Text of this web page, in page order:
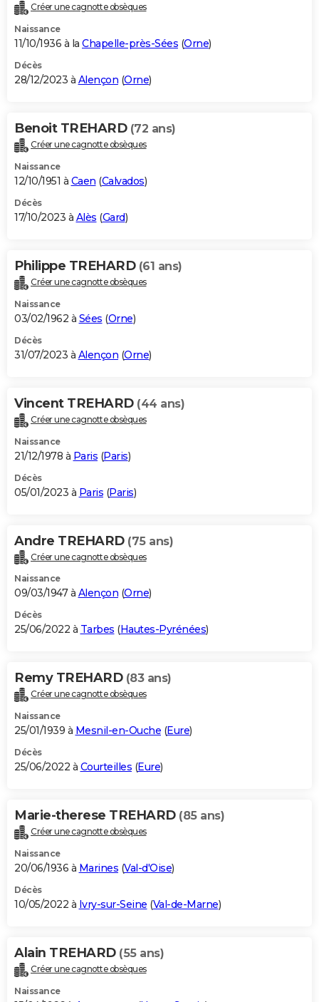
Créer une cagnotte obsèques
Naissance
11/10/1936 à la Chapelle-près-Sées (Orne)
Décès
28/12/2023 à Alençon (Orne)
Benoit TREHARD (72 ans)
Créer une cagnotte obsèques
Naissance
12/10/1951 à Caen (Calvados)
Décès
17/10/2023 à Alès (Gard)
Philippe TREHARD (61 ans)
Créer une cagnotte obsèques
Naissance
03/02/1962 à Sées (Orne)
Décès
31/07/2023 à Alençon (Orne)
Vincent TREHARD (44 ans)
Créer une cagnotte obsèques
Naissance
21/12/1978 à Paris (Paris)
Décès
05/01/2023 à Paris (Paris)
Andre TREHARD (75 ans)
Créer une cagnotte obsèques
Naissance
09/03/1947 à Alençon (Orne)
Décès
25/06/2022 à Tarbes (Hautes-Pyrénées)
Remy TREHARD (83 ans)
Créer une cagnotte obsèques
Naissance
25/01/1939 à Mesnil-en-Ouche (Eure)
Décès
25/06/2022 à Courteilles (Eure)
Marie-therese TREHARD (85 ans)
Créer une cagnotte obsèques
Naissance
20/06/1936 à Marines (Val-d'Oise)
Décès
10/05/2022 à Ivry-sur-Seine (Val-de-Marne)
Alain TREHARD (55 ans)
Créer une cagnotte obsèques
Naissance